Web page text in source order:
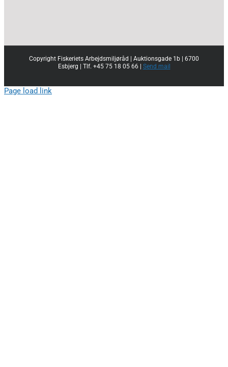
Copyright Fiskeriets Arbejdsmiljøråd | Auktionsgade 1b | 6700
Esbjerg | Tlf. +45 75 18 05 66 | Send mail
Page load link